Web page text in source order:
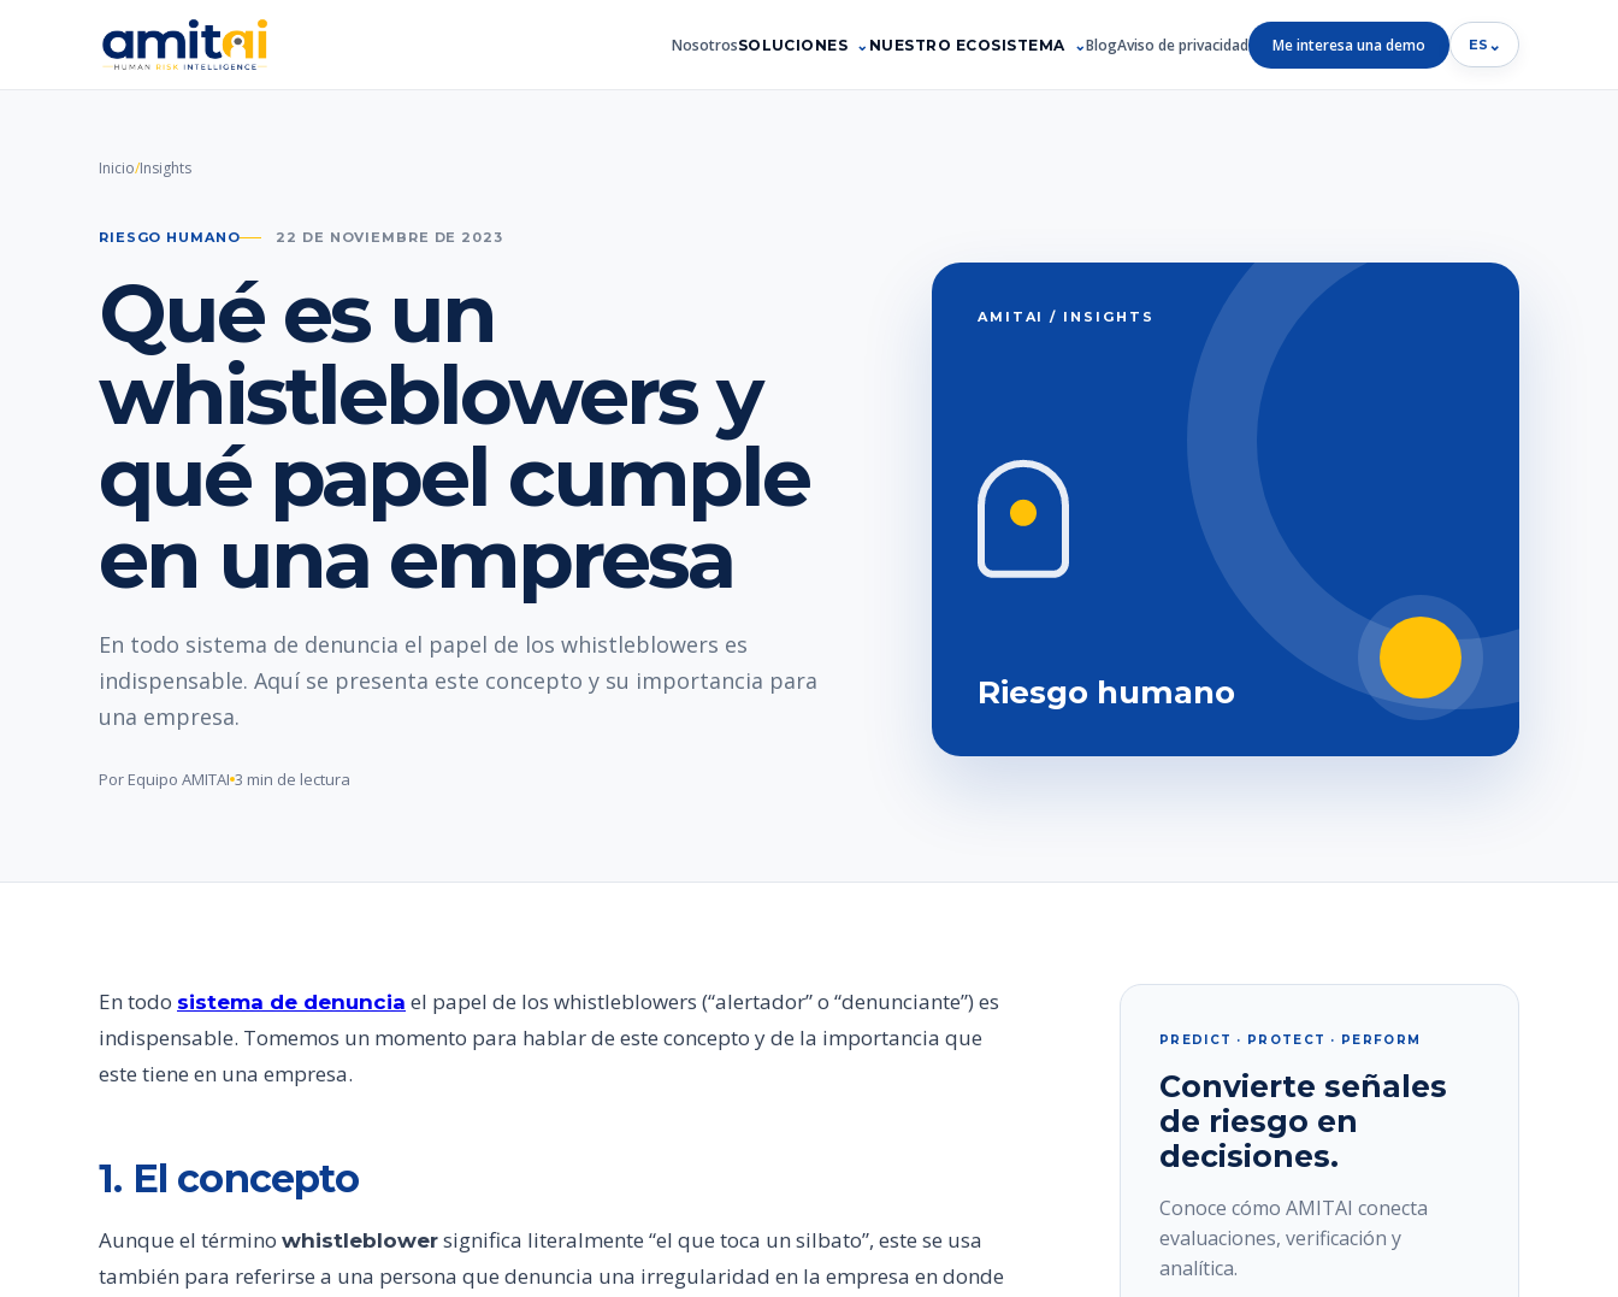
NosotrosSOLUCIONES NUESTRO ECOSISTEMA BlogAviso de privacidad Me interesa una demo ES ⌄
Inicio/Insights
RIESGO HUMANO 22 DE NOVIEMBRE DE 2023
Qué es un
whistleblowers y
qué papel cumple
en una empresa
En todo sistema de denuncia el papel de los whistleblowers es
indispensable. Aquí se presenta este concepto y su importancia para
una empresa.
Por Equipo AMITAI 3 min de lectura
AMITAI / INSIGHTS
Riesgo humano
En todo sistema de denuncia el papel de los whistleblowers (“alertador” o “denunciante”) es
indispensable. Tomemos un momento para hablar de este concepto y de la importancia que
este tiene en una empresa.
1. El concepto
Aunque el término whistleblower significa literalmente “el que toca un silbato”, este se usa
también para referirse a una persona que denuncia una irregularidad en la empresa en donde
PREDICT · PROTECT · PERFORM
Convierte señales
de riesgo en
decisiones.
Conoce cómo AMITAI conecta
evaluaciones, verificación y
analítica.